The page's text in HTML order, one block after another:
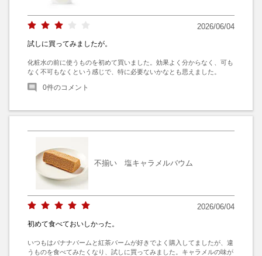
2026/06/04
試しに買ってみましたが。
化粧水の前に使うものを初めて買いました。効果よく分からなく、可も
なく不可もなくという感じで、特に必要ないかなとも思えました。
0件のコメント
不揃い 塩キャラメルバウム
2026/06/04
初めて食べておいしかった。
いつもはバナナバームと紅茶バームが好きでよく購入してましたが、違
うものを食べてみたくなり、試しに買ってみました。キャラメルの味が